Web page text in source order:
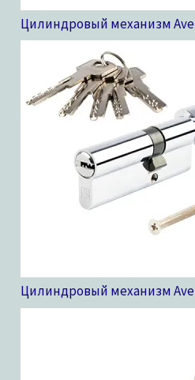
Цилиндровый механизм
Цилиндровый механизм